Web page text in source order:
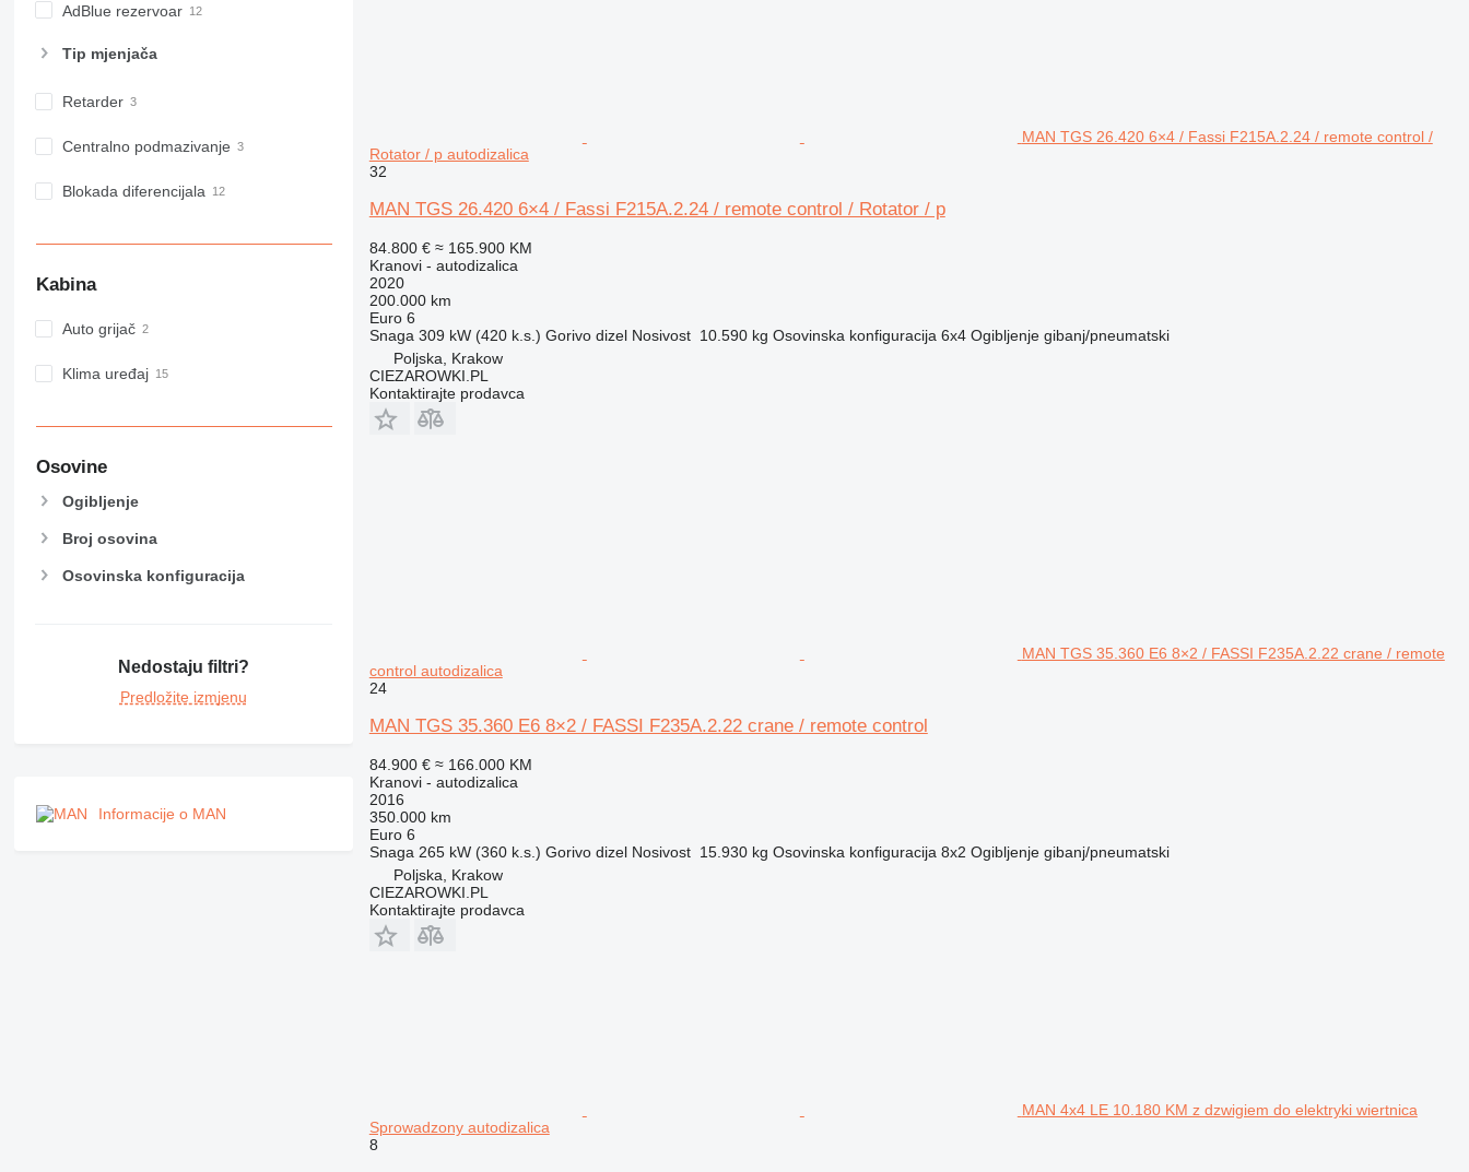
AdBlue rezervoar
Tip mјenjača
Retarder
Centralno podmazivanje
Blokada diferencijala
Kabina
Auto grijač
Klima uređaj
Osovine
Ogibljenje
Broj osovina
Osovinska konfiguracija
Nedostaju filtri?
Predložite izmjenu
Informacije o MAN
MAN TGS 26.420 6×4 / Fassi F215A.2.24 / remote control /
Rotator / p autodizalica
32
MAN TGS 26.420 6×4 / Fassi F215A.2.24 / remote control / Rotator / p
84.800 € ≈ 165.900 KM
Kranovi - autodizalica
2020
200.000 km
Euro 6
Snaga 309 kW (420 k.s.) Gorivo dizel Nosivost 10.590 kg Osovinska konfiguracija 6x4 Ogibljenje gibanj/pneumatski
Poljska, Krakow
CIEZAROWKI.PL
Kontaktirajte prodavca
MAN TGS 35.360 E6 8×2 / FASSI F235A.2.22 crane / remote
control autodizalica
24
MAN TGS 35.360 E6 8×2 / FASSI F235A.2.22 crane / remote control
84.900 € ≈ 166.000 KM
Kranovi - autodizalica
2016
350.000 km
Euro 6
Snaga 265 kW (360 k.s.) Gorivo dizel Nosivost 15.930 kg Osovinska konfiguracija 8x2 Ogibljenje gibanj/pneumatski
Poljska, Krakow
CIEZAROWKI.PL
Kontaktirajte prodavca
MAN 4x4 LE 10.180 KM z dzwigiem do elektryki wiertnica
Sprowadzony autodizalica
8